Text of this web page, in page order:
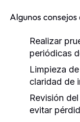
Algunos
Realizar
periódicas
Limpieza
claridad de
Revisión
evitar